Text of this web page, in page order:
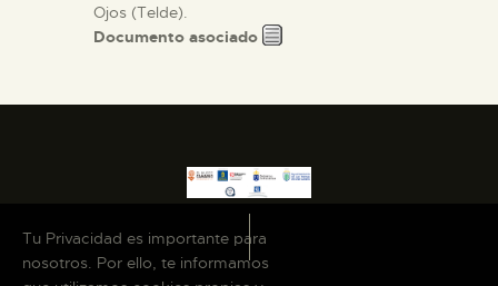
Ojos (Telde).
Documento asociado
Tu Privacidad es importante para
nosotros. Por ello, te informamos